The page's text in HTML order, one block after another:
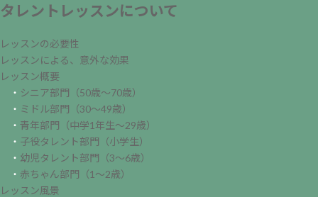
タレントレッスンについて
レッスンの必要性
レッスンによる、意外な効果
レッスン概要
・ シニア部門（50歳～70歳）
・ ミドル部門（30～49歳）
・ 青年部門（中学1年生～29歳）
・ 子役タレント部門（小学生）
・ 幼児タレント部門（3～6歳）
・ 赤ちゃん部門（1～2歳）
レッスン風景